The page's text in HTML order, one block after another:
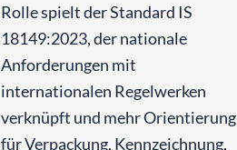
Rolle spielt der Standard IS
18149:2023, der nationale
Anforderungen mit
internationalen Regelwerken
verknüpft und mehr Orientierung
für Verpackung, Kennzeichnung,